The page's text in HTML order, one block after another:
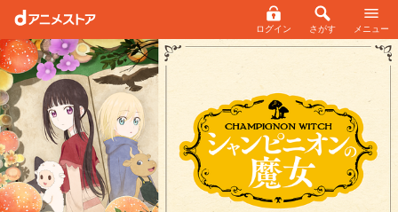
ログイン さがす メニュー